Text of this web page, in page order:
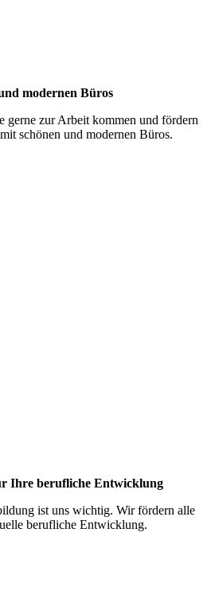
modernen Büros
gerne zur Arbeit kommen und fördern
schönen und modernen Büros.
Ihre berufliche Entwicklung
ist uns wichtig. Wir fördern alle
berufliche Entwicklung.